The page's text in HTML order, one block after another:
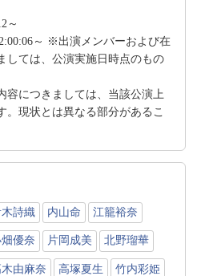
～
～ ※出演メンバーおよび在
しては、公演実施日時点のもの
につきましては、当該公演上
。現状とは異なる部分があるこ
詩織 内山命 江籠裕奈
優奈 片岡成美 北野瑠華
木由麻奈 高塚夏生 竹内彩姫